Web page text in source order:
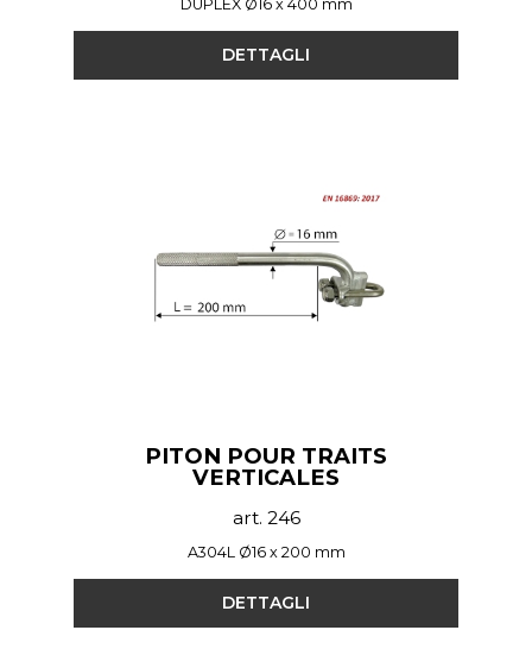
DUPLEX Ø16 x 400 mm
DETTAGLI
PITON POUR TRAITS
VERTICALES
art. 246
A304L Ø16 x 200 mm
DETTAGLI